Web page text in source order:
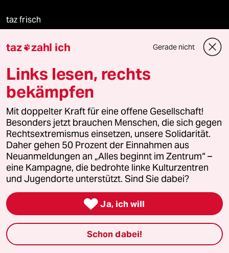
taz frisch
taz zahl ich
taz lab Infobrief
Veranstaltungen
Demnächst
Vor Ort
Live im Stream
Vergangene
taz lab 2027
taz zahl ich Gerade nicht
Links lesen, rechts
bekämpfen
Mit doppelter Kraft für eine offene Gesellschaft!
Besonders jetzt brauchen Menschen, die sich gegen
Rechtsextremismus einsetzen, unsere Solidarität.
Daher gehen 50 Prozent der Einnahmen aus
Neuanmeldungen an „Alles beginnt im Zentrum“ –
eine Kampagne, die bedrohte linke Kulturzentren
und Jugendorte unterstützt. Sind Sie dabei?
 Ja, ich will
Schon dabei!